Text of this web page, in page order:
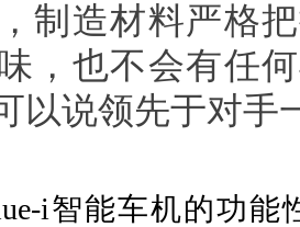
制造材料严格
，也不会有任
以说领先于对手
i智能车机的功能